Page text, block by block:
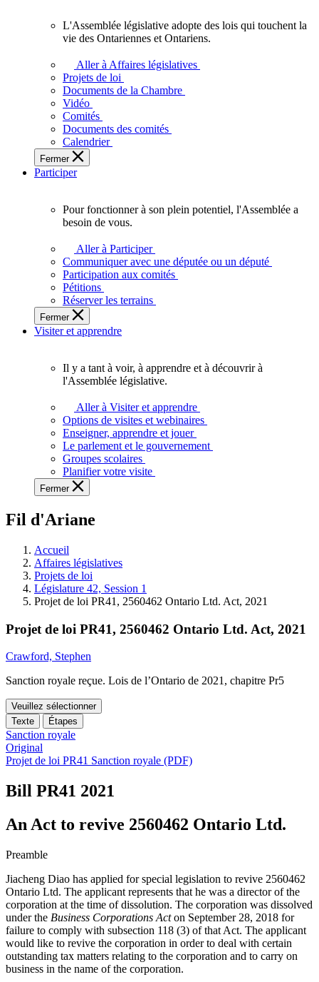
l'Ontario.
L'Assemblée
adopte
touchent
des
Ontariennes
et
L'Assemblée législative adopte des lois qui touchent la
vie des Ontariennes et Ontariens.
Aller à Affaires législatives
Projets de loi
Documents de la Chambre
Vidéo
Comités
Documents des comités
Calendrier
Fermer
Participer
plein
potentiel,
l'Assemblée
a
besoin
de
Pour fonctionner à son plein potentiel, l'Assemblée a
besoin de vous.
Aller à Participer
Communiquer avec une députée ou un député
Participation aux comités
Pétitions
Réserver les terrains
Fermer
Visiter et apprendre
voir,
apprendre
et
à
à
législative.
Il y a tant à voir, à apprendre et à découvrir à
l'Assemblée législative.
Aller à Visiter et apprendre
Options de visites et webinaires
Enseigner, apprendre et jouer
Le parlement et le gouvernement
Groupes scolaires
Planifier votre visite
Fermer
Fil d'Ariane
Accueil
Affaires législatives
Projets de loi
Législature 42, Session 1
Projet de loi PR41, 2560462 Ontario Ltd. Act, 2021
Projet de loi PR41, 2560462 Ontario Ltd. Act, 2021
Crawford, Stephen
Sanction royale reçue. Lois de l’Ontario de 2021, chapitre Pr5
Veuillez sélectionner
Texte
Étapes
Sanction royale
Original
Projet de loi PR41 Sanction royale (PDF)
Bill PR41 2021
An Act to revive 2560462 Ontario Ltd.
Preamble
Jiacheng Diao has applied for special legislation to revive 2560462
Ontario Ltd. The applicant represents that he was a director of the
corporation at the time of dissolution. The corporation was dissolved
under the Business Corporations Acton September 28, 2018 for
failure to comply with subsection 118 (3) of that Act. The applicant
would like to revive the corporation in order to deal with certain
outstanding tax matters relating to the corporation and to carry on
business in the name of the corporation.